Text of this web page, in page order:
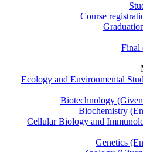
Course
Final
Ecology and Environmental
Biotechnology
Biochemistry
Cellular Biology and
Genetics